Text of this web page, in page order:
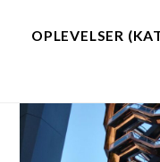
OPLEVELSER